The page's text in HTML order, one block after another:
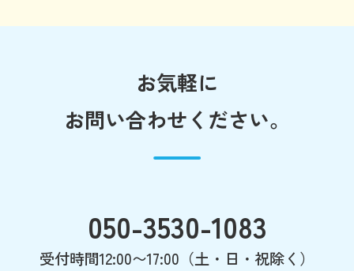
お気軽に
お問い合わせください。
050-3530-1083
受付時間12:00〜17:00（土・日・祝除く）